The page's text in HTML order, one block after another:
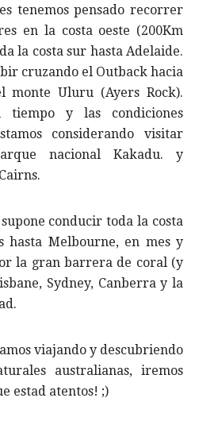
tenemos pensado recorrer
en la costa oeste (200Km
la costa sur hasta Adelaide.
cruzando el Outback hacia
monte Uluru (Ayers Rock).
tiempo y las condiciones
considerando visitar
nacional Kakadu. y
conducir toda la costa
hasta Melbourne, en mes y
la gran barrera de coral (y
Sydney, Canberra y la
viajando y descubriendo
australianas, iremos
estad atentos! ;)